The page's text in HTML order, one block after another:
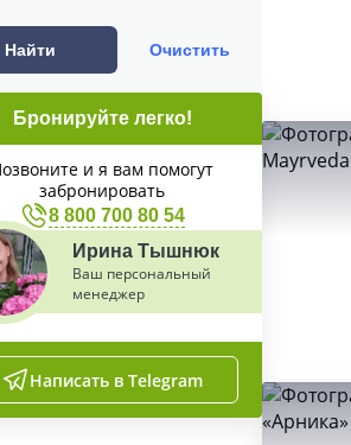
Найти Очистить
Бронируйте легко!
и я вам помогут
забронировать
8 800 700 80 54
Ирина Тышнюк
Ваш персональный
менеджер
Написать в Telegram